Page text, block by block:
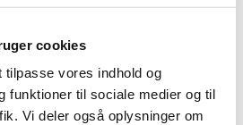
cookies
vores indhold og
funktioner til sociale medier og til
Vi deler også oplysninger om
for flygtninge
Strategi for